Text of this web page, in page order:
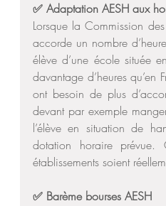
✅ Adaptation AESH aux
Lorsque la Commission
accorde un nombre
élève d’une école située
davantage d’heures
ont besoin de plus
devant par exemple
l’élève en situation de
dotation horaire prévue.
établissements soient
✅ Barème bourses AESH